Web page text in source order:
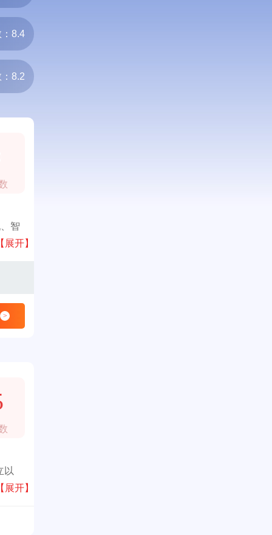
8.4
8.2
智
费
【展开】
>
以
、智
【展开】